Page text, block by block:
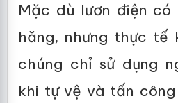
Mặc dù lươn điện
hăng, nhưng thực tế
chúng chỉ sử dụng
khi tự vệ và tấn công